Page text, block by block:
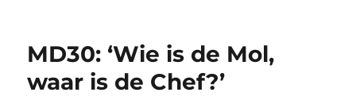
MD30: ‘Wie is de Mol,
waar is de Chef?’